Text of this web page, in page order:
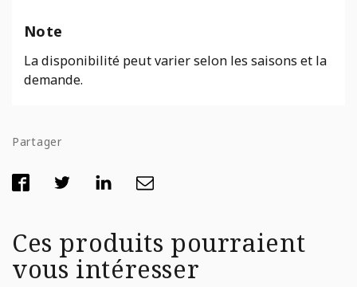
Note
La disponibilité peut varier selon les saisons et la
demande.
Partager
Ces produits pourraient
vous intéresser